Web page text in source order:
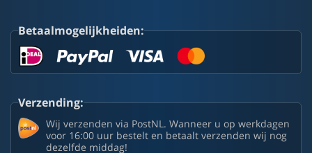
Betaalmogelijkheiden:
Verzending:
Wij verzenden via PostNL. Wanneer u op werkdagen
voor 16:00 uur bestelt en betaalt verzenden wij nog
dezelfde middag!